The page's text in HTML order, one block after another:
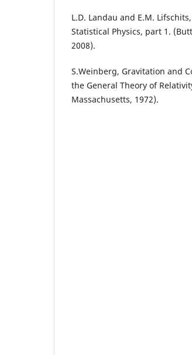
L.D. Landau and E.M.
Statistical Physics, part 1.
2008).
S.Weinberg, Gravitation and
the General Theory of
Massachusetts, 1972).